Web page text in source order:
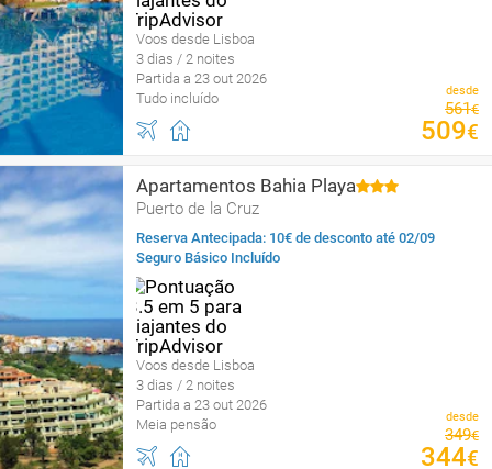
Voos desde Lisboa
3 dias / 2 noites
Partida a 23 out 2026
Tudo incluído
desde
561€
509€
Apartamentos Bahia Playa
Puerto de la Cruz
Reserva Antecipada: 10€ de desconto até 02/09
Seguro Básico Incluído
Voos desde Lisboa
3 dias / 2 noites
Partida a 23 out 2026
Meia pensão
desde
349€
344€